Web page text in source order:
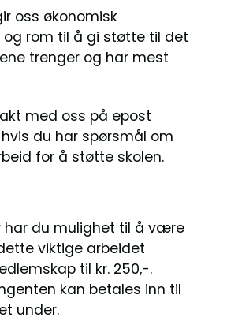
oss økonomisk
rom til å gi støtte til det
trenger og har mest
med oss på epost
hvis du har spørsmål om
for å støtte skolen.
har du mulighet til å være
viktige arbeidet
til kr. 250,-.
kan betales inn til
under.